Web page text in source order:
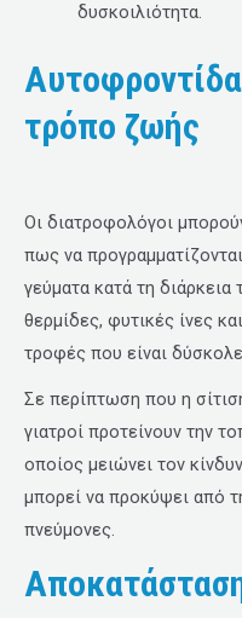
δυσκοιλιότητα.
τρόπο ζωής
Οι διατροφολόγοι
πως να
γεύματα κατά τη
θερμίδες, φυτικές ίνες
τροφές που είναι
Σε περίπτωση που η
γιατροί προτείνουν την
οποίος μειώνει τον
μπορεί να προκύψει από
πνεύμονες.